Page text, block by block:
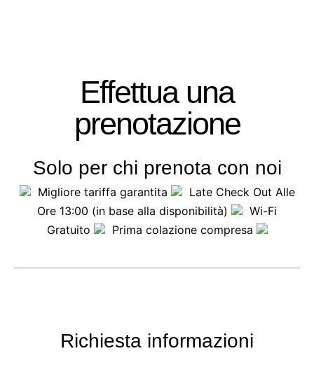
Effettua una
prenotazione
Solo per chi prenota con noi
Migliore tariffa garantita
Late Check Out Alle
Ore 13:00 (in base alla disponibilità)
Wi-Fi
Gratuito
Prima colazione compresa
Richiesta informazioni